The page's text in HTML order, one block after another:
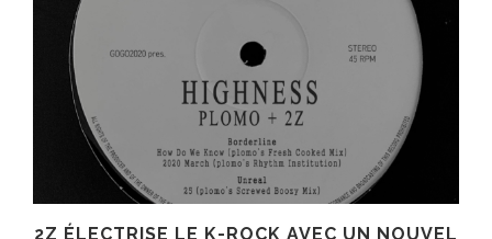
2Z ÉLECTRISE LE K-ROCK AVEC UN NOUVEL